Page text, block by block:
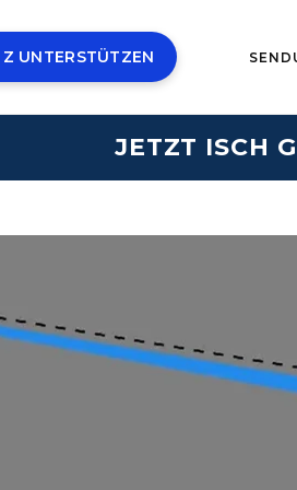
UNTERSTÜTZEN
JETZT ISCH